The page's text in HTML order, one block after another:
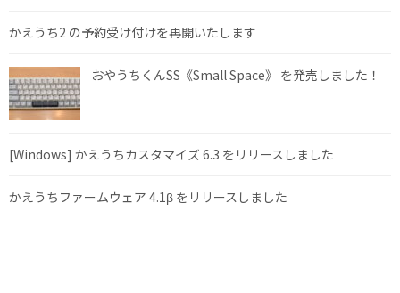
かえうち2 の予約受け付けを再開いたします
おやうちくんSS《Small Space》 を発売しました！
[Windows] かえうちカスタマイズ 6.3 をリリースしました
かえうちファームウェア 4.1β をリリースしました